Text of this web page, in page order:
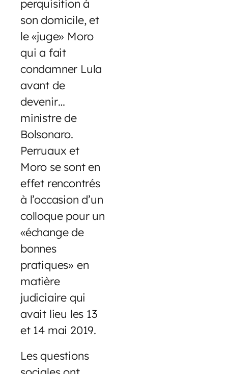
perquisition à
son domicile, et
le «juge» Moro
qui a fait
condamner Lula
avant de
devenir…
ministre de
Bolsonaro.
Perruaux et
Moro se sont en
effet rencontrés
à l’occasion d’un
colloque pour un
«échange de
bonnes
pratiques» en
matière
judiciaire qui
avait lieu les 13
et 14 mai 2019.
Les questions